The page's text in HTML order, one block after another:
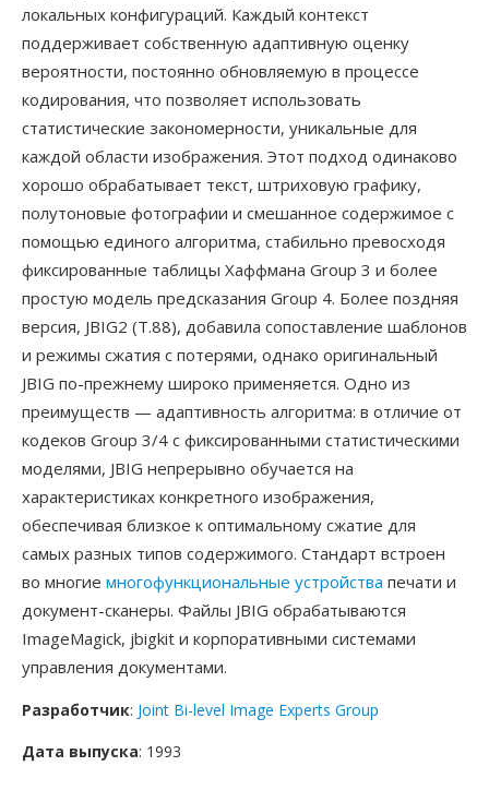
локальных конфигураций. Каждый контекст
поддерживает собственную адаптивную оценку
вероятности, постоянно обновляемую в процессе
кодирования, что позволяет использовать
статистические закономерности, уникальные для
каждой области изображения. Этот подход одинаково
хорошо обрабатывает текст, штриховую графику,
полутоновые фотографии и смешанное содержимое с
помощью единого алгоритма, стабильно превосходя
фиксированные таблицы Хаффмана Group 3 и более
простую модель предсказания Group 4. Более поздняя
версия, JBIG2 (T.88), добавила сопоставление шаблонов
и режимы сжатия с потерями, однако оригинальный
JBIG по-прежнему широко применяется. Одно из
преимуществ — адаптивность алгоритма: в отличие от
кодеков Group 3/4 с фиксированными статистическими
моделями, JBIG непрерывно обучается на
характеристиках конкретного изображения,
обеспечивая близкое к оптимальному сжатие для
самых разных типов содержимого. Стандарт встроен
во многие многофункциональные устройства печати и
документ-сканеры. Файлы JBIG обрабатываются
ImageMagick, jbigkit и корпоративными системами
управления документами.
Разработчик: Joint Bi-level Image Experts Group
Дата выпуска: 1993